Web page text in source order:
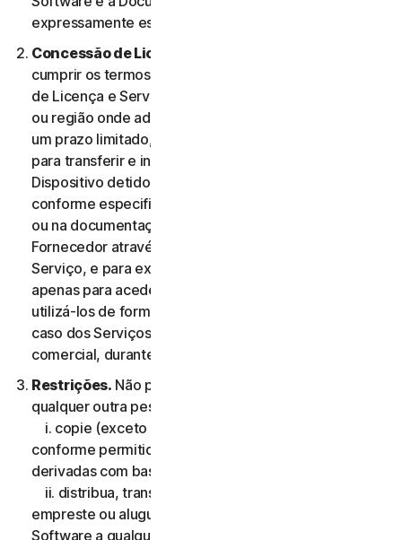
expressamente estabelecidos no presente Contrato.
Concessão de Licença.
cumprir os termos e condições do presente Contrato
de Licença e Serviços, concedemos-lhe, no território
ou região onde adquiriu o Software, uma licença com
um prazo limitado, não exclusiva e não transferível,
para transferir e instalar uma cópia do Software no
Dispositivo detido ou controlado pelo Utilizador,
conforme especificado na Elegibilidade do Serviço,
ou na documentação da transação aplicável do
Fornecedor através do qual o Utilizador obteve o
Serviço, e para executar essa cópia do Software
apenas para aceder aos Serviços de Consumidor e
utilizá-los de forma pessoal, e não comercial ou, no
caso dos Serviços Comerciais, para sua utilização
comercial, durante o Período de Serviço.
Restrições. Não pode, nem pode permitir que
qualquer outra pessoa:
i. copie (exceto para efeitos de backup ou arquivo
conforme permitido abaixo), modifique ou crie obras
derivadas com base no Software;
ii. distribua, transfira, sublicencie, ceda por leasing,
empreste ou alugue o seu direito de utilizar o
Software a qualquer terceiro;